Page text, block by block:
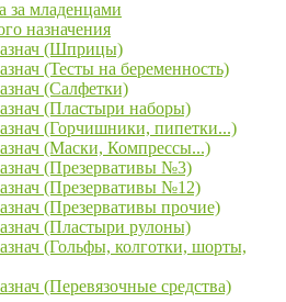
за младенцами
назначения
(Шприцы)
(Тесты на беременность)
(Салфетки)
(Пластыри наборы)
(Горчишники, пипетки...)
(Маски, Компрессы...)
(Презервативы №3)
(Презервативы №12)
(Презервативы прочие)
(Пластыри рулоны)
(Гольфы, колготки, шорты,
(Перевязочные средства)